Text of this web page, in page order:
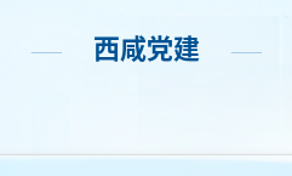
—— 西咸党建 ——